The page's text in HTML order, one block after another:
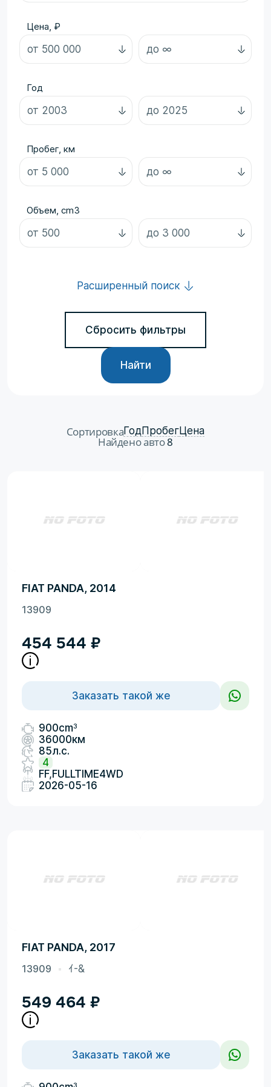
Цена, ₽
Год
Пробег, км
Объем, cm3
Расширенный поиск
Сбросить фильтры
Найти
СортировкаГодПробегЦена
Найдено авто8
FIAT PANDA, 2014
13909
454 544 ₽
Заказать такой же
900cm3
36000км
85л.с.
4
FF,FULLTIME4WD
2026-05-16
FIAT PANDA, 2017
13909 ｲ-&
549 464 ₽
Заказать такой же
3